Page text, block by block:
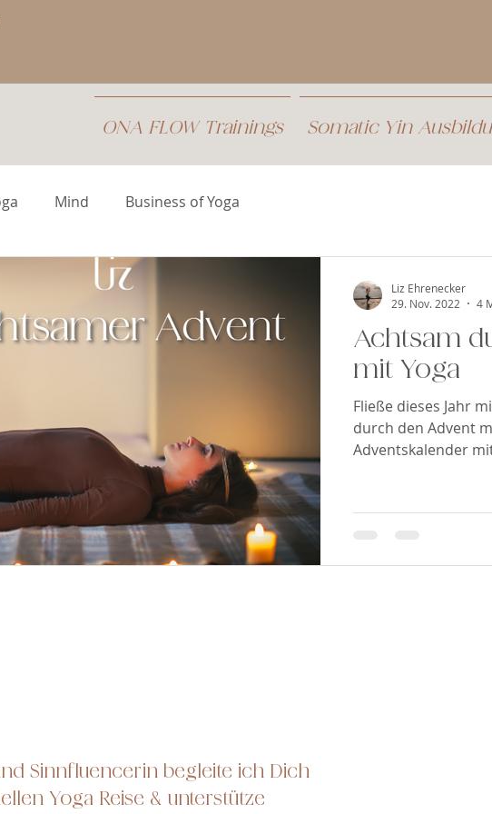
ONA FLOW Trainings Somatic Yin
Mind Business of Yoga
Achtsam
mit Yoga
Fließe dieses Jahr
durch den Advent
Adventskalender
Liz Ehrenecker
29. Nov. 2022
4
Sinnfluencerin begleite ich Dich
Yoga Reise & unterstütze